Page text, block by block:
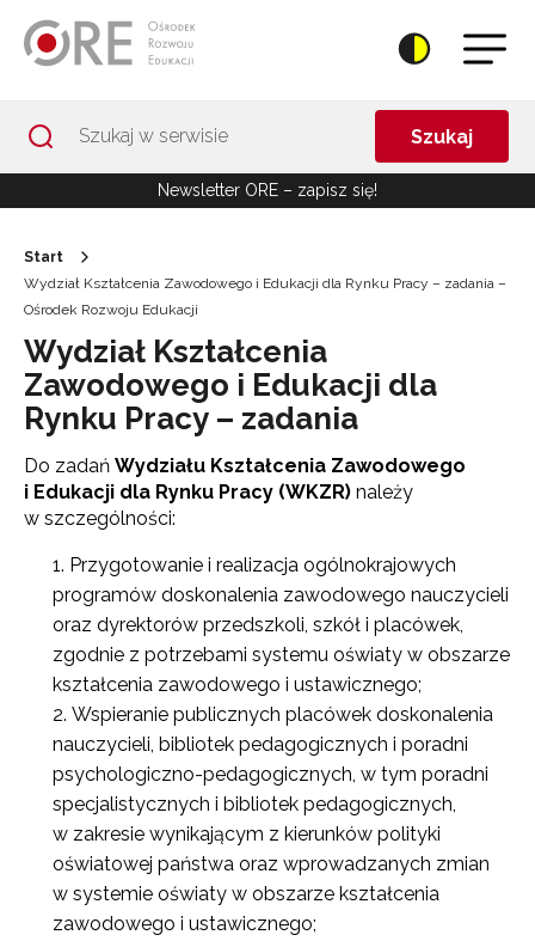
Szukaj
Newsletter ORE – zapisz się!
Start
Wydział Kształcenia Zawodowego i Edukacji dla Rynku Pracy – zadania –
Ośrodek Rozwoju Edukacji
Wydział Kształcenia
Zawodowego i Edukacji dla
Rynku Pracy – zadania
Do zadań Wydziału Kształcenia Zawodowego
i Edukacji dla Rynku Pracy (WKZR) należy
w szczególności:
Przygotowanie i realizacja ogólnokrajowych
programów doskonalenia zawodowego nauczycieli
oraz dyrektorów przedszkoli, szkół i placówek,
zgodnie z potrzebami systemu oświaty w obszarze
kształcenia zawodowego i ustawicznego;
Wspieranie publicznych placówek doskonalenia
nauczycieli, bibliotek pedagogicznych i poradni
psychologiczno-pedagogicznych, w tym poradni
specjalistycznych i bibliotek pedagogicznych,
w zakresie wynikającym z kierunków polityki
oświatowej państwa oraz wprowadzanych zmian
w systemie oświaty w obszarze kształcenia
zawodowego i ustawicznego;